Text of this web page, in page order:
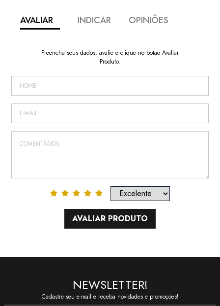
AVALIAR INDICAR OPINIÕES
Preencha seus dados, avalie e clique no botão Avaliar
Produto.
AVALIAR PRODUTO
NEWSLETTER!
Cadastre seu e-mail e receba novidades e promoções!